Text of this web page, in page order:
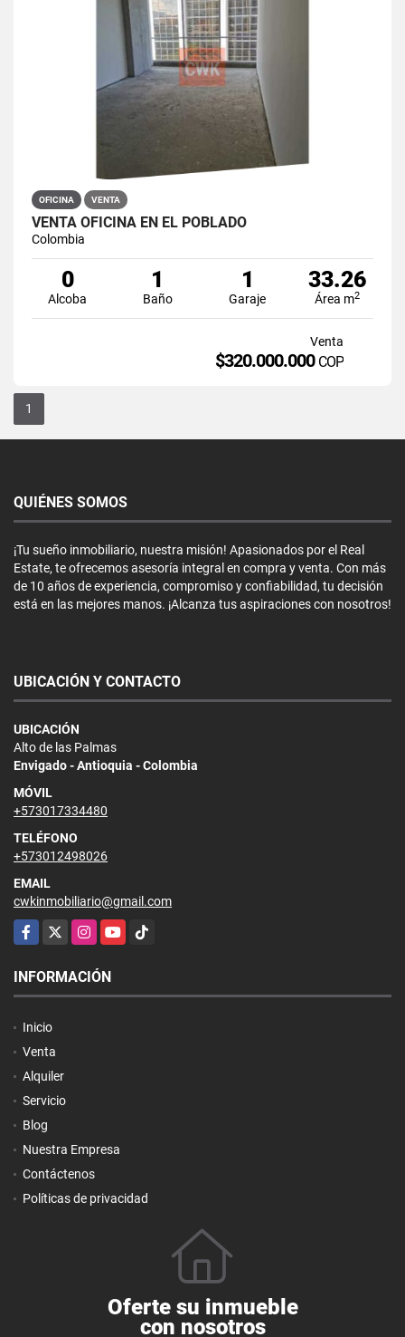
OFICINA VENTA
VENTA OFICINA EN EL POBLADO
Colombia
0
Alcoba
1
Baño
1
Garaje
33.26
Área m2
Venta
$320.000.000 COP
1
QUIÉNES SOMOS
¡Tu sueño inmobiliario, nuestra misión! Apasionados por el Real
Estate, te ofrecemos asesoría integral en compra y venta. Con más
de 10 años de experiencia, compromiso y confiabilidad, tu decisión
está en las mejores manos. ¡Alcanza tus aspiraciones con nosotros!
UBICACIÓN Y CONTACTO
UBICACIÓN
Alto de las Palmas
Envigado - Antioquia - Colombia
MÓVIL
+573017334480
TELÉFONO
+573012498026
EMAIL
cwkinmobiliario@gmail.com
Facebook
X InstagramYouTubeTikTok
INFORMACIÓN
Inicio
Venta
Alquiler
Servicio
Blog
Nuestra Empresa
Contáctenos
Políticas de privacidad
Oferte su inmueble
con nosotros